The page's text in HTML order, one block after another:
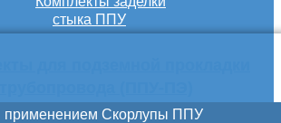
стыка ППУ
применением Скорлупы ППУ